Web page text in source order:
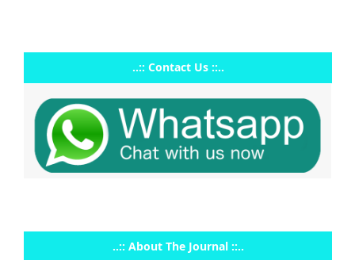
..:: Contact Us ::..
..:: About The Journal ::..